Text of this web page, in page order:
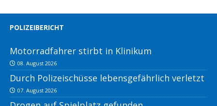
POLIZEIBERICHT
Motorradfahrer stirbt in Klinikum
08. August 2026
Durch Polizeischüsse lebensgefährlich verletzt
07. August 2026